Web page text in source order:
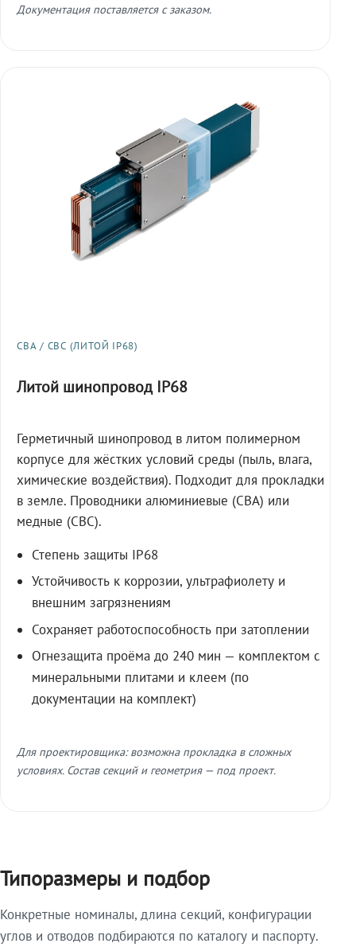
Документация поставляется с заказом.
СВА / СВС (ЛИТОЙ IP68)
Литой шинопровод IP68
Герметичный шинопровод в литом полимерном
корпусе для жёстких условий среды (пыль, влага,
химические воздействия). Подходит для прокладки
в земле. Проводники алюминиевые (СВА) или
медные (СВС).
Степень защиты IP68
Устойчивость к коррозии, ультрафиолету и
внешним загрязнениям
Сохраняет работоспособность при затоплении
Огнезащита проёма до 240 мин — комплектом с
минеральными плитами и клеем (по
документации на комплект)
Для проектировщика: возможна прокладка в сложных
условиях. Состав секций и геометрия — под проект.
Типоразмеры и подбор
Конкретные номиналы, длина секций, конфигурации
углов и отводов подбираются по каталогу и паспорту.